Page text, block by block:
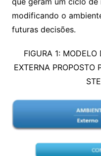
modificando o
futuras decisões.
FIGURA 1:
EXTERNA PROPOSTO